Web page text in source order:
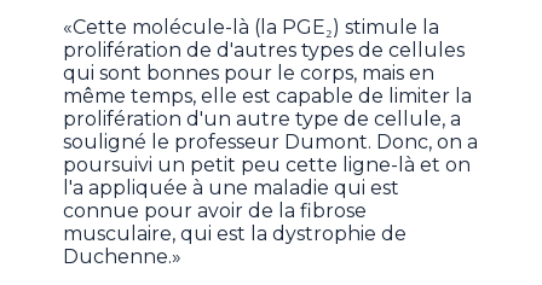
«Cette molécule-là (la PGE₂) stimule la
prolifération de d'autres types de cellules
qui sont bonnes pour le corps, mais en
même temps, elle est capable de limiter la
prolifération d'un autre type de cellule, a
souligné le professeur Dumont. Donc, on a
poursuivi un petit peu cette ligne-là et on
l'a appliquée à une maladie qui est
connue pour avoir de la fibrose
musculaire, qui est la dystrophie de
Duchenne.»